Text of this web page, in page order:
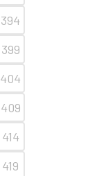
394
399
404
409
414
419